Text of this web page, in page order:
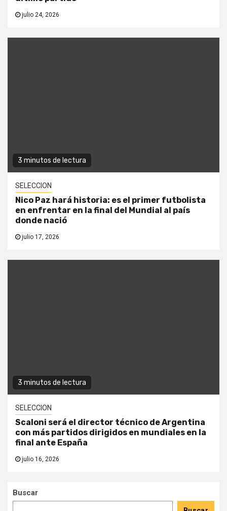
julio 24, 2026
3 minutos de lectura
SELECCION
Nico Paz hará historia: es el primer futbolista
en enfrentar en la final del Mundial al país
donde nació
julio 17, 2026
3 minutos de lectura
SELECCION
Scaloni será el director técnico de Argentina
con más partidos dirigidos en mundiales en la
final ante España
julio 16, 2026
Buscar